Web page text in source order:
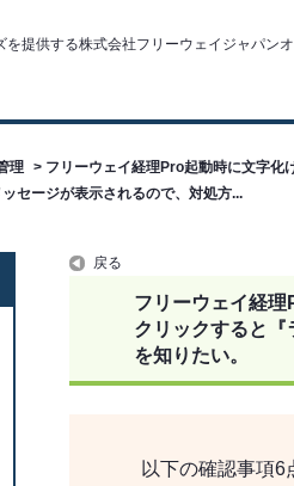
理 > フリーウェイ経理Pro起動時に文字化
セージが表示されるので、対処方...
戻る
フリーウェイ経
クリックすると
を知りたい。
以下の確認事項6